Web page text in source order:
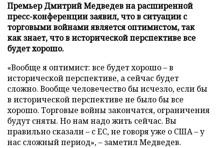
Премьер Дмитрий Медведев на расширенной
пресс-конференции заявил, что в ситуации с
торговыми войнами является оптимистом, так
как знает, что в исторической перспективе все
будет хорошо.
«Вообще я оптимист: все будет хорошо – в
исторической перспективе, а сейчас будет
сложно. Вообще человечество бы исчезло, если бы
в исторической перспективе не было бы все
хорошо. Торговые войны закончатся, ограничения
будут сняты. Но нам надо жить сейчас. Вы
правильно сказали – с ЕС, не говоря уже о США – у
нас сложный период», – заметил Медведев.